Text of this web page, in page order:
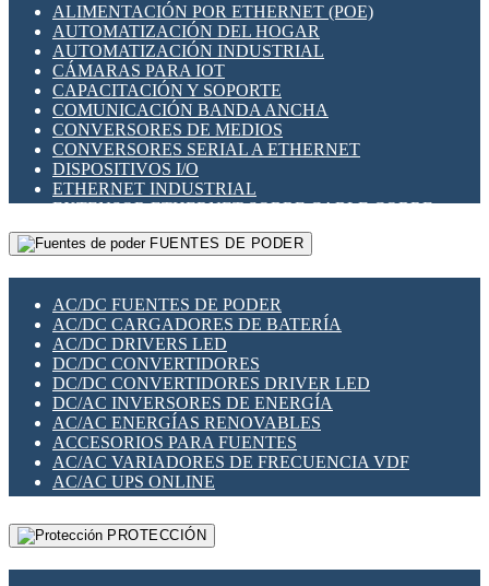
SENSORES INDUCTIVOS
TEMPORIZADORES
VARIACS
VARIADORES DE FRECUENCIA [VDF]
SECCIONADORES - INTERRUPTORES
MAQUINARIA
HERRAMIENTAS VARIAS
ILUMINACIÓN LED
INTERRUPTORES REED
INTERFACES DE RELÉ
OTROS RELÉS
PROTECCIÓN TÉRMICA
RELÉS AUTOMOTRICES
RELÉS DE SEÑAL
RELÉS DE ESTADO SÓLIDO SSR
RELÉS INDUSTRIALES
RELÉS MINIATURA DE POTENCIA
SENSORES MAGNÉTICOS
SWITCH Y MICROSWITCH
TARJETAS PI
UNIÓN Y DERIVACIÓN DE CABLE
ALIMENTACIÓN POR ETHERNET (POE)
AUTOMATIZACIÓN DEL HOGAR
AUTOMATIZACIÓN INDUSTRIAL
CÁMARAS PARA IOT
CAPACITACIÓN Y SOPORTE
COMUNICACIÓN BANDA ANCHA
CONVERSORES DE MEDIOS
CONVERSORES SERIAL A ETHERNET
DISPOSITIVOS I/O
ETHERNET INDUSTRIAL
EXTENSOR ETHERNET SOBRE CABLE COBRE
GATEWAY LORAWAN
GESTIÓN DE REDES
PLACAS MODULARES IOT
SWITCHES Y REDES WIFI
SOLUCIONES IOT
SOLUCIONES LORAWAN
SOLUCIONES RED CELULAR
SEGURIDAD PARA REDES
SWITCHES LAN
TELEFONÍA IP (VOIP)
VIGILANCIA IP (CCTV)
MESHTASTIC
FUENTES DE PODER
AC/DC FUENTES DE PODER
AC/DC CARGADORES DE BATERÍA
AC/DC DRIVERS LED
DC/DC CONVERTIDORES
DC/DC CONVERTIDORES DRIVER LED
DC/AC INVERSORES DE ENERGÍA
AC/AC ENERGÍAS RENOVABLES
ACCESORIOS PARA FUENTES
AC/AC VARIADORES DE FRECUENCIA VDF
AC/AC UPS ONLINE
PROTECCIÓN